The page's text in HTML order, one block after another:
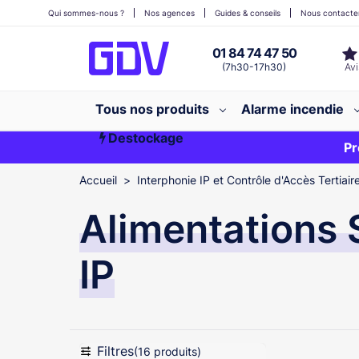
01 84 74 47 50
(7h30-17h30)
Qui sommes-nous ? Nos agences Guides & conseils Nous
Tous nos produits Alarme incendie
Destockage
Première commande ?
EXCLU
Accueil Interphonie IP et Contrôle d'Accès
Alimentations
IP
Filtres(16 produits)